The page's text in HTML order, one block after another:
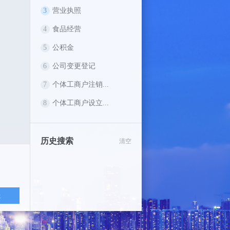
3 营业执照
4 食品经营
5 公积金
6 公司变更登记
7 个体工商户注销...
8 个体工商户设立...
历史搜索 清空